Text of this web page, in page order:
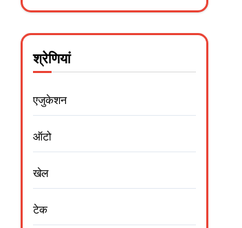
श्रेणियां
एजुकेशन
ऑटो
खेल
टेक